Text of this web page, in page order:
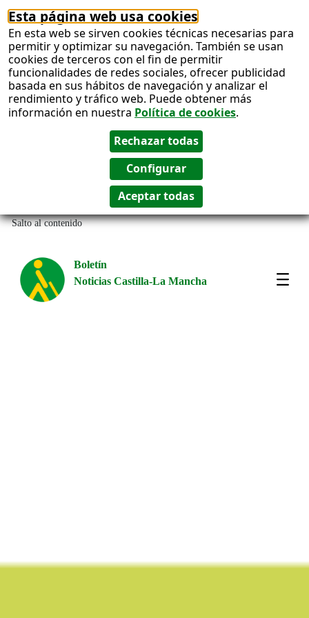
Esta página web usa cookies
En esta web se sirven cookies técnicas necesarias para
permitir y optimizar su navegación. También se usan
cookies de terceros con el fin de permitir
funcionalidades de redes sociales, ofrecer publicidad
basada en sus hábitos de navegación y analizar el
rendimiento y tráfico web. Puede obtener más
información en nuestra Política de cookies.
Salto al contenido
Boletín
Noticias Castilla-La Mancha